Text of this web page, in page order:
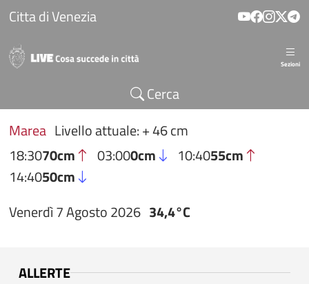
Salta al contenuto principale
Citta di Venezia
Sezioni
Cerca
Marea Livello attuale: + 46 cm
18:3070cm 03:000cm 10:4055cm
14:4050cm
Venerdì 7 Agosto 2026 34,4°C
ALLERTE